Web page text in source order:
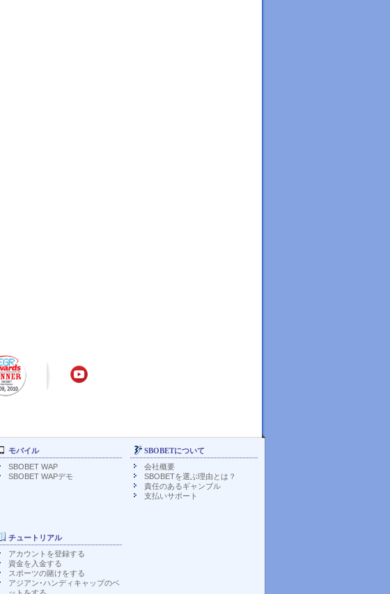
モバイル
SBOBET WAP
SBOBET WAPデモ
SBOBETについて
会社概要
SBOBETを選ぶ理由とは？
責任のあるギャンブル
支払いサポート
チュートリアル
アカウントを登録する
資金を入金する
スポーツの賭けをする
アジアン･ハンディキャップのベ